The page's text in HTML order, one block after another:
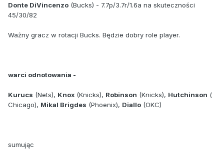
Donte DiVincenzo (Bucks) - 7.7p/3.7r/1.6a na skuteczności
45/30/82
Ważny gracz w rotacji Bucks. Będzie dobry role player.
warci odnotowania -
Kurucs (Nets), Knox (Knicks), Robinson (Knicks), Hutchinson (
Chicago), Mikal Brigdes (Phoenix), Diallo (OKC)
sumując